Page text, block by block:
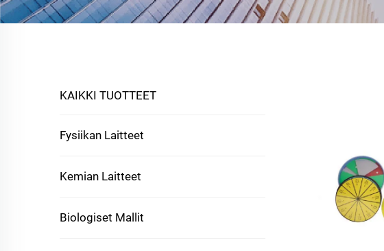
KAIKKI TUOTTEET
Fysiikan Laitteet
Kemian Laitteet
Biologiset Mallit